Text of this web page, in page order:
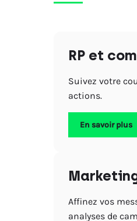
RP et
Suivez votre
actions.
En savoir plus
Affinez vos
analyses de